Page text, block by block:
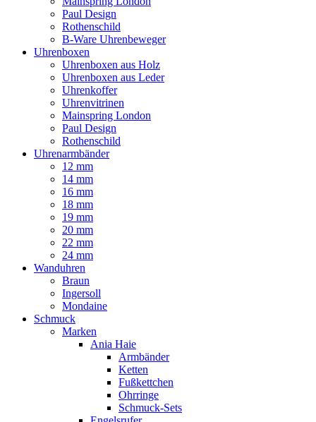
Paul Design
Rothenschild
B-Ware Uhrenbeweger
Uhrenboxen
Uhrenboxen aus Holz
Uhrenboxen aus Leder
Uhrenkoffer
Uhrenvitrinen
Mainspring London
Paul Design
Rothenschild
Uhrenarmbänder
12 mm
14 mm
16 mm
18 mm
19 mm
20 mm
22 mm
24 mm
Wanduhren
Braun
Ingersoll
Mondaine
Schmuck
Marken
Ania Haie
Armbänder
Ketten
Fußkettchen
Ohrringe
Schmuck-Sets